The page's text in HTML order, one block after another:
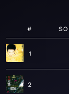
#
1
2